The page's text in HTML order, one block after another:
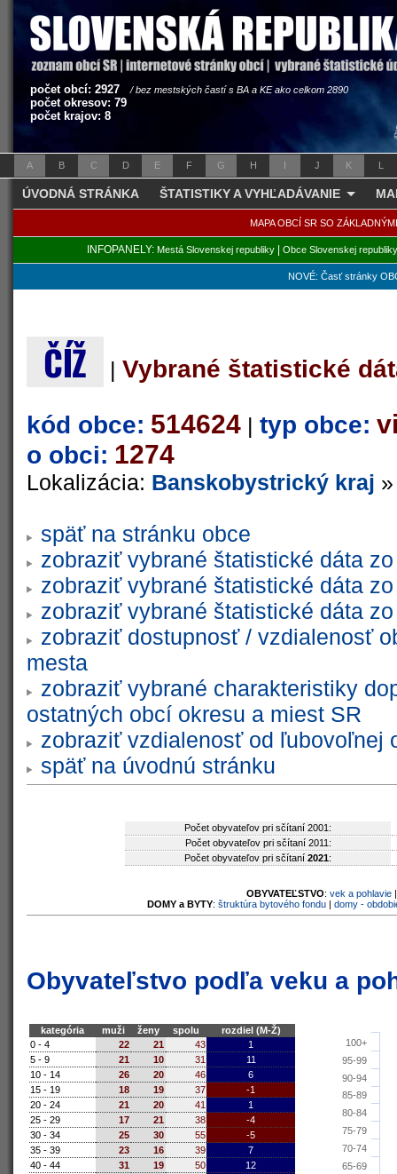
počet obcí: 2927 / bez mestských častí s BA a KE ako celkom 2890
počet okresov: 79
počet krajov: 8
A B C D E F G H I J K L
ÚVODNÁ STRÁNKA ŠTATISTIKY A VYHĽADÁVANIE
MAPA OBCÍ SR SO
INFOPANELY: Mestá Slovenskej republiky| Obce Slovenskej republiky
NOVÉ: Časť stránky
ČÍŽ |Vybrané štatistické
kód obce: 514624 | typ obce:
o obci: 1274
Lokalizácia: Banskobystrický kraj
späť na stránku obce
zobraziť vybrané štatistické dáta
zobraziť vybrané štatistické dáta
zobraziť vybrané štatistické dáta
zobraziť dostupnosť / vzdialenosť
mesta
zobraziť vybrané charakteristiky
ostatných obcí okresu a miest SR
zobraziť vzdialenosť od ľubovoľnej
späť na úvodnú stránku
Počet obyvateľov pri sčítaní 2001:
Počet obyvateľov pri sčítaní 2011:
Počet obyvateľov pri sčítaní 2021:
OBYVATEĽSTVO: vek a pohlavie
DOMY a BYTY: štruktúra bytového fondu| domy -
Obyvateľstvo podľa veku a
kategória muži ženy spolu
rozdiel (M-Ž)
0 - 4
22 21 43
1
5 - 9
21 10 31
11
10 - 14
26 20 46
6
15 - 19
18 19 37
-1
20 - 24
21 20 41
1
25 - 29
17 21 38
-4
30 - 34
25 30 55
-5
35 - 39
23 16 39
7
40 - 44
31 19 50
12
65-69
70-74
75-79
80-84
85-89
90-94
95-99
100+